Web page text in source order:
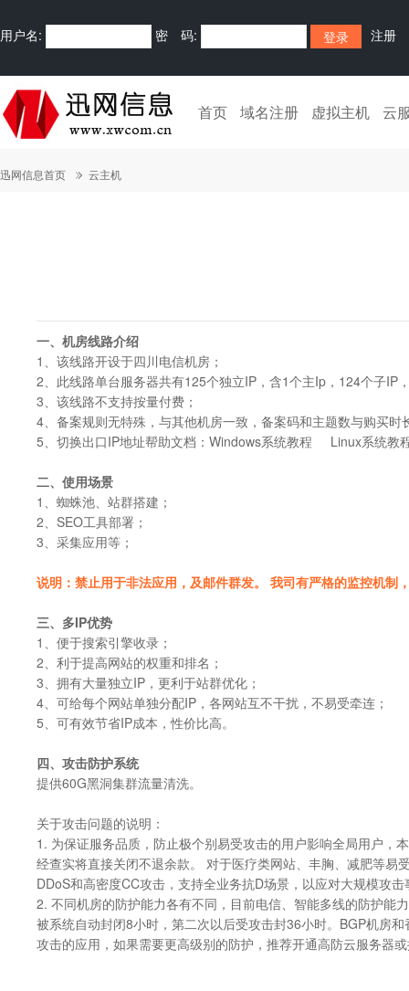
用户名: 密 码: 注册
首页 域名注册 虚拟主机 云
迅网信息首页 云主机
一、机房线路介绍
1、该线路开设于四川电信机房；
2、此线路单台服务器共有125个独立IP，含1个主Ip，124个子IP
3、该线路不支持按量付费；
4、备案规则无特殊，与其他机房一致，备案码和主题数与购买时
5、切换出口IP地址帮助文档：Windows系统教程 Linux系统教
二、使用场景
1、蜘蛛池、站群搭建；
2、SEO工具部署；
3、采集应用等；
说明：禁止用于非法应用，及邮件群发。 我司有严格的监控机制
三、多IP优势
1、便于搜索引擎收录；
2、利于提高网站的权重和排名；
3、拥有大量独立IP，更利于站群优化；
4、可给每个网站单独分配IP，各网站互不干扰，不易受牵连；
5、可有效节省IP成本，性价比高。
四、攻击防护系统
提供60G黑洞集群流量清洗。
关于攻击问题的说明：
1. 为保证服务品质，防止极个别易受攻击的用户影响全局用户，
经查实将直接关闭不退余款。 对于医疗类网站、丰胸、减肥等
DDoS和高密度CC攻击，支持全业务抗D场景，以应对大规模攻
2. 不同机房的防护能力各有不同，目前电信、智能多线的防护能
被系统自动封闭8小时，第二次以后受攻击封36小时。BGP机房
攻击的应用，如果需要更高级别的防护，推荐开通高防云服务器